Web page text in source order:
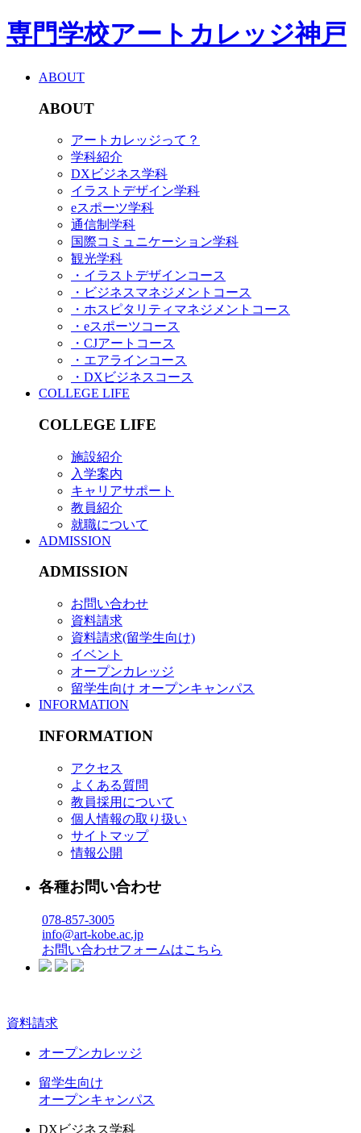
専門学校アートカレッジ神戸
ABOUT
ABOUT
アートカレッジって？
学科紹介
DXビジネス学科
イラストデザイン学科
eスポーツ学科
通信制学科
国際コミュニケーション学科
観光学科
・イラストデザインコース
・ビジネスマネジメントコース
・ホスピタリティマネジメントコース
・eスポーツコース
・CJアートコース
・エアラインコース
・DXビジネスコース
COLLEGE LIFE
COLLEGE LIFE
施設紹介
入学案内
キャリアサポート
教員紹介
就職について
ADMISSION
ADMISSION
お問い合わせ
資料請求
資料請求(留学生向け)
イベント
オープンカレッジ
留学生向け オープンキャンパス
INFORMATION
INFORMATION
アクセス
よくある質問
教員採用について
個人情報の取り扱い
サイトマップ
情報公開
各種お問い合わせ
078-857-3005
info@art-kobe.ac.jp
お問い合わせフォームはこちら
資料請求
オープンカレッジ
留学生向け
オープンキャンパス
DXビジネス学科